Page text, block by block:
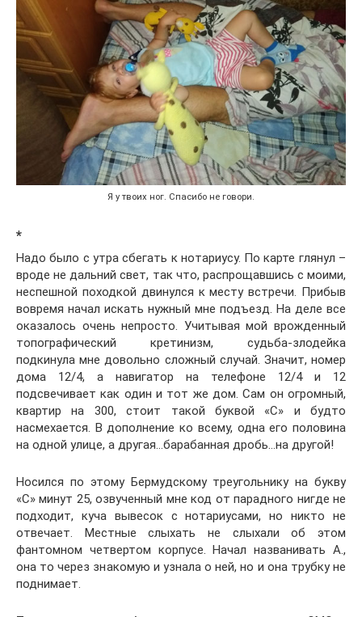
Я у твоих ног. Спасибо не говори.
*
Надо было с утра сбегать к нотариусу. По карте глянул –
вроде не дальний свет, так что, распрощавшись с моими,
неспешной походкой двинулся к месту встречи. Прибыв
вовремя начал искать нужный мне подъезд. На деле все
оказалось очень непросто. Учитывая мой врожденный
топографический кретинизм, судьба-злодейка
подкинула мне довольно сложный случай. Значит, номер
дома 12/4, а навигатор на телефоне 12/4 и 12
подсвечивает как один и тот же дом. Сам он огромный,
квартир на 300, стоит такой буквой «С» и будто
насмехается. В дополнение ко всему, одна его половина
на одной улице, а другая…барабанная дробь…на другой!
Носился по этому Бермудскому треугольнику на букву
«С» минут 25, озвученный мне код от парадного нигде не
подходит, куча вывесок с нотариусами, но никто не
отвечает. Местные слыхать не слыхали об этом
фантомном четвертом корпусе. Начал названивать А.,
она то через знакомую и узнала о ней, но и она трубку не
поднимает.